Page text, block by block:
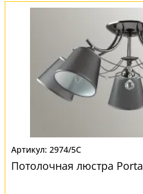
2974/5C
Потолочная люстра